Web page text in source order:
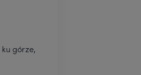
górze,